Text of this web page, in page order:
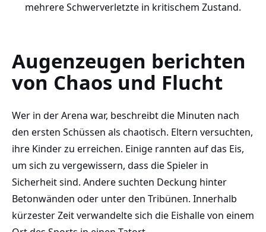
mehrere Schwerverletzte in kritischem Zustand.
Augenzeugen berichten
von Chaos und Flucht
Wer in der Arena war, beschreibt die Minuten nach
den ersten Schüssen als chaotisch. Eltern versuchten,
ihre Kinder zu erreichen. Einige rannten auf das Eis,
um sich zu vergewissern, dass die Spieler in
Sicherheit sind. Andere suchten Deckung hinter
Betonwänden oder unter den Tribünen. Innerhalb
kürzester Zeit verwandelte sich die Eishalle von einem